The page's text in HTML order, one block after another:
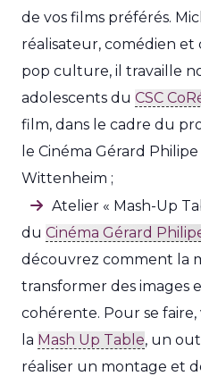
de vos films préférés.
réalisateur, comédien
pop culture, il travaille
adolescents du CSC
film, dans le cadre du
le Cinéma Gérard
Wittenheim ;
Atelier « Mash-Up
du Cinéma Gérard
découvrez comment la
transformer des images
cohérente. Pour se
la Mash Up Table, un
réaliser un montage et